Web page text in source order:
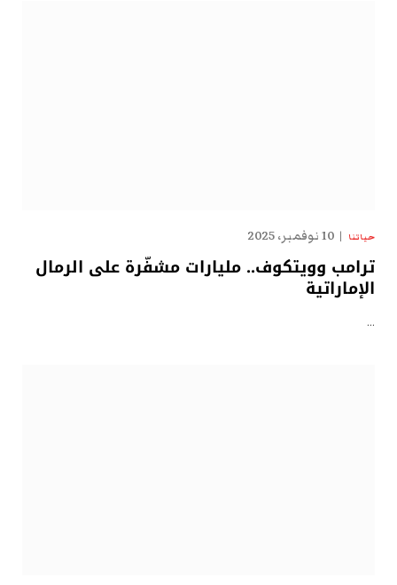
حياتنا 10 نوفمبر، 2025
ترامب وويتكوف.. مليارات مشفّرة على الرمال
الإماراتية
…